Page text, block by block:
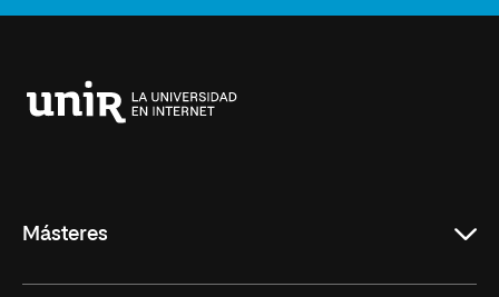
Másteres